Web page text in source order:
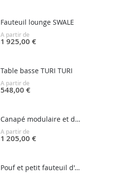
Fauteuil lounge SWALE
A partir de
1 925,00 €
Table basse TURI TURI
A partir de
548,00 €
Canapé modulaire et dormeuse VELOUR
A partir de
1 205,00 €
Pouf et petit fauteuil d'appoint VELOUR